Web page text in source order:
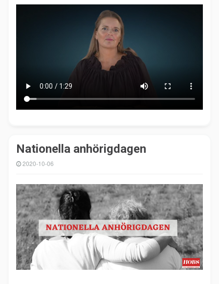
Nationella anhörigdagen
2020-10-06